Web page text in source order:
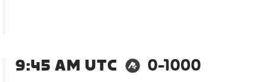
9:45 AM UTC
0-1000